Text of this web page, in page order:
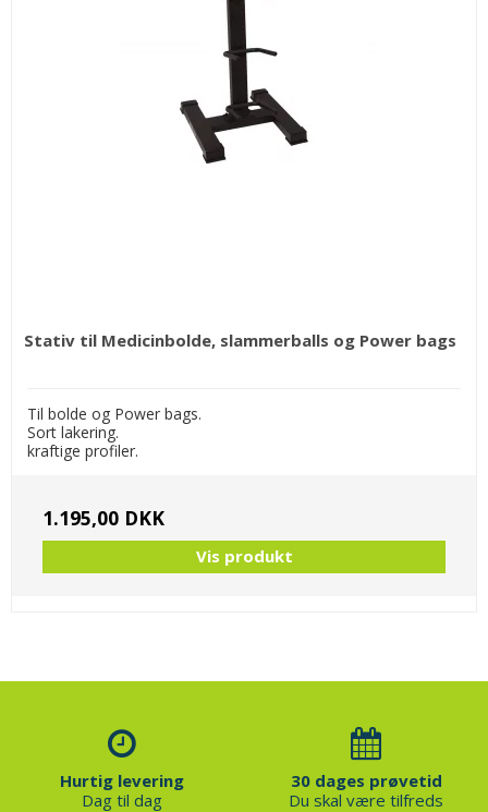
Stativ til Medicinbolde, slammerballs og Power bags
Til bolde og Power bags.
Sort lakering.
kraftige profiler.
1.195,00 DKK
Vis produkt
Hurtig levering
Dag til dag
30 dages prøvetid
Du skal være tilfreds